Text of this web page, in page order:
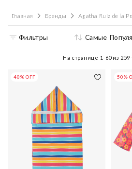
Главная Бренды Agatha Ruiz de la
Фильтры Самые
На странице 1-60из 259
40% OFF 50%